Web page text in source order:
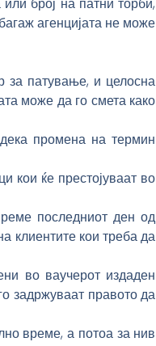
агенцијата не може
за патување, и целосна
може да го смета како
промена на термин
кои ќе престојуваат во
последниот ден од
клиентите кои треба да
во ваучерот издаден
задржуваат правото да
време, а потоа за нив